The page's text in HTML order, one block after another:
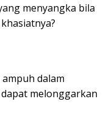
menyangka bila
dalam
melonggarkan